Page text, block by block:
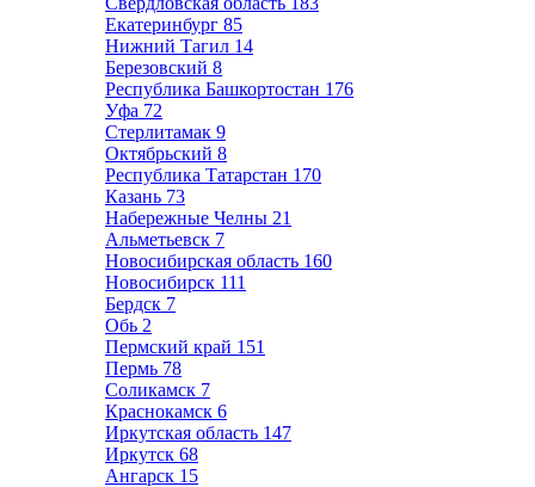
Екатеринбург 85
Нижний Тагил 14
Березовский 8
Республика Башкортостан 176
Уфа 72
Стерлитамак 9
Октябрьский 8
Республика Татарстан 170
Казань 73
Набережные Челны 21
Альметьевск 7
Новосибирская область 160
Новосибирск 111
Бердск 7
Обь 2
Пермский край 151
Пермь 78
Соликамск 7
Краснокамск 6
Иркутская область 147
Иркутск 68
Ангарск 15